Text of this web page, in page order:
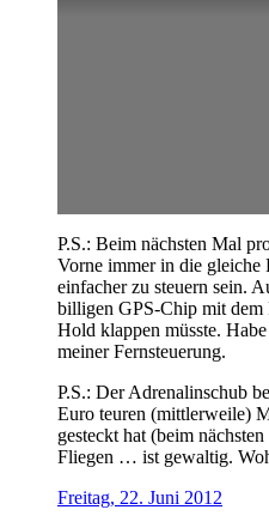
P.S.: Beim nächsten Mal
Vorne immer in die gleiche
einfacher zu steuern sein.
billigen GPS-Chip mit
Hold klappen müsste.
meiner Fernsteuerung.
P.S.: Der Adrenalinschub
Euro teuren (mittlerweile)
gesteckt hat (beim
Fliegen … ist gewaltig.
Freitag, 22. Juni 2012